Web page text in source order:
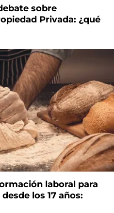
sobre
Privada: ¿qué
laboral para
los 17 años: